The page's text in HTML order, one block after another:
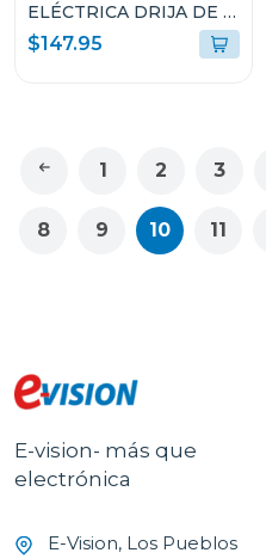
ELÉCTRICA DRIJA DE 2
QUEMADORES BARI30
$147.95
1 2 3
8 9 10 11
E-vision- más que
electrónica
E-Vision, Los Pueblos